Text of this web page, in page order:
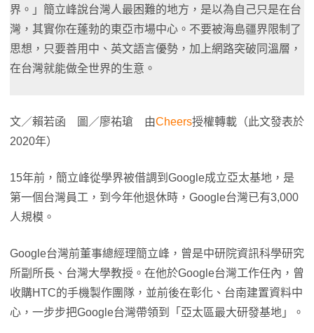
界。」簡立峰說台灣人最困難的地方，是以為自己只是在台
灣，其實你在蓬勃的東亞市場中心。不要被海島疆界限制了
思想，只要善用中、英文語言優勢，加上網路突破同溫層，
在台灣就能做全世界的生意。
文／賴若函 圖／廖祐瑲 由Cheers授權轉載（此文發表於
2020年）
15年前，簡立峰從學界被借調到Google成立亞太基地，是
第一個台灣員工，到今年他退休時，Google台灣已有3,000
人規模。
Google台灣前董事總經理簡立峰，曾是中研院資訊科學研究
所副所長、台灣大學教授。在他於Google台灣工作任內，曾
收購HTC的手機製作團隊，並前後在彰化、台南建置資料中
心，一步步把Google台灣帶領到「亞太區最大研發基地」。